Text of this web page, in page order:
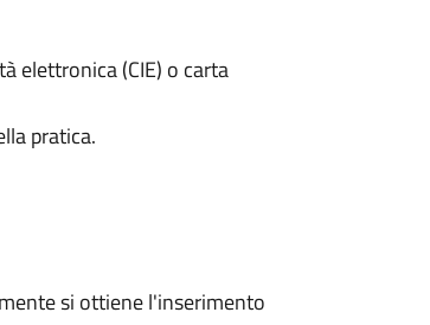
elettronica (CIE) o carta
pratica.
si ottiene l'inserimento